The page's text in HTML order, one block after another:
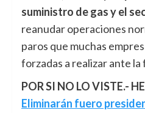
suministro de gas y el
reanudar operaciones
paros que muchas
forzadas a realizar ante
POR SI NO LO VISTE.-
Eliminarán fuero